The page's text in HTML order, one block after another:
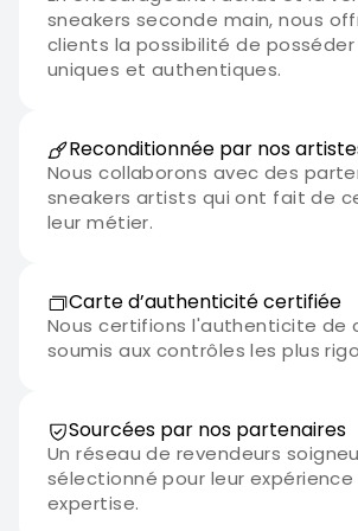
sneakers seconde main, nous
clients la possibilité de
uniques et authentiques.
Reconditionnée par nos
Nous collaborons avec des
sneakers artists qui ont fait de
leur métier.
Carte d’authenticité certifiée
Nous certifions l'authenticite de
soumis aux contrôles les plus
Sourcées par nos partenaires
Un réseau de revendeurs
sélectionné pour leur
expertise.